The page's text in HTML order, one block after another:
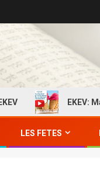
EKEV: Manger
LES FETES